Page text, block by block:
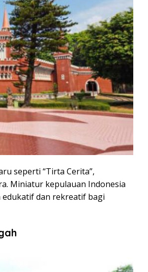
seperti “Tirta Cerita”,
Miniatur kepulauan Indonesia
edukatif dan rekreatif bagi